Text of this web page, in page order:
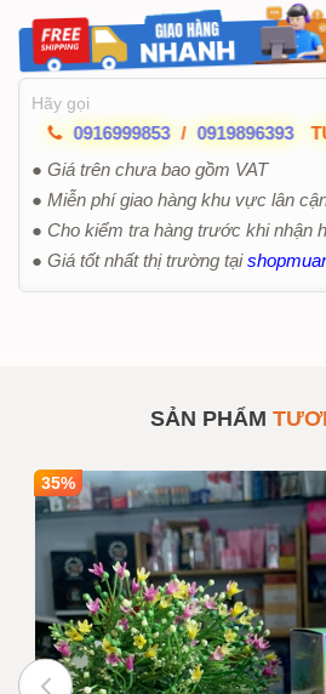
Hãy gọi
0916999853 / 0919896393
● Giá trên chưa bao gồm VAT
● Miễn phí giao hàng khu vực lân
● Cho kiểm tra hàng trước khi nhận
● Giá tốt nhất thị trường tại
SẢN PHẨM
35%